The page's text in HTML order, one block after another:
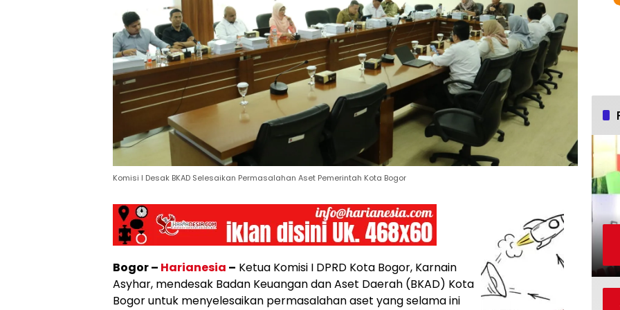
Komisi I Desak BKAD Selesaikan Permasalahan Aset Pemerintah Kota Bogor
Bogor – Harianesia – Ketua Komisi I DPRD Kota Bogor, Karnain
Asyhar, mendesak Badan Keuangan dan Aset Daerah (BKAD) Kota
Bogor untuk menyelesaikan permasalahan aset yang selama ini